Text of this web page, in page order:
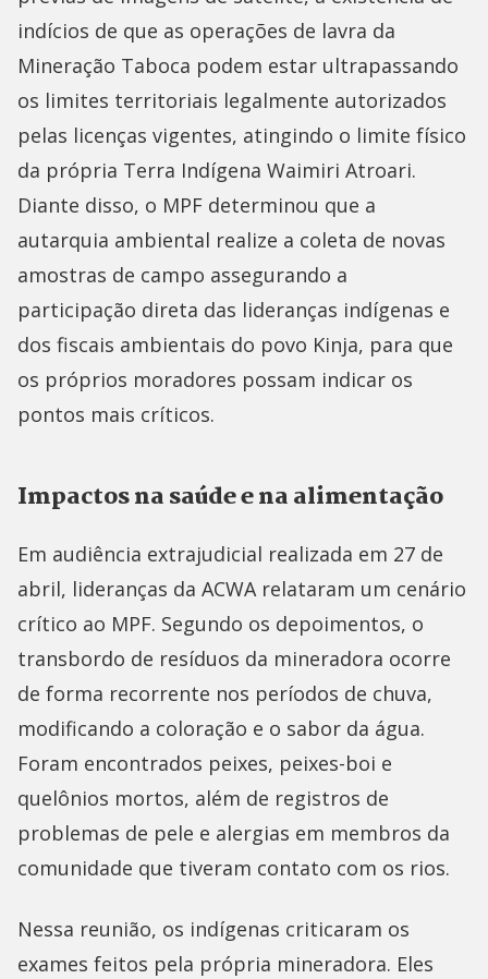
indícios de que as operações de lavra da
Mineração Taboca podem estar ultrapassando
os limites territoriais legalmente autorizados
pelas licenças vigentes, atingindo o limite físico
da própria Terra Indígena Waimiri Atroari.
Diante disso, o MPF determinou que a
autarquia ambiental realize a coleta de novas
amostras de campo assegurando a
participação direta das lideranças indígenas e
dos fiscais ambientais do povo Kinja, para que
os próprios moradores possam indicar os
pontos mais críticos.
Impactos na saúde e na alimentação
Em audiência extrajudicial realizada em 27 de
abril, lideranças da ACWA relataram um cenário
crítico ao MPF. Segundo os depoimentos, o
transbordo de resíduos da mineradora ocorre
de forma recorrente nos períodos de chuva,
modificando a coloração e o sabor da água.
Foram encontrados peixes, peixes-boi e
quelônios mortos, além de registros de
problemas de pele e alergias em membros da
comunidade que tiveram contato com os rios.
Nessa reunião, os indígenas criticaram os
exames feitos pela própria mineradora. Eles